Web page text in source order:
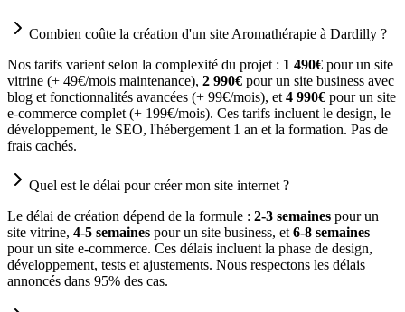
Combien coûte la création d'un site Aromathérapie à Dardilly ?
Nos tarifs varient selon la complexité du projet : 1 490€ pour un site
vitrine (+ 49€/mois maintenance), 2 990€ pour un site business avec
blog et fonctionnalités avancées (+ 99€/mois), et 4 990€ pour un site
e-commerce complet (+ 199€/mois). Ces tarifs incluent le design, le
développement, le SEO, l'hébergement 1 an et la formation. Pas de
frais cachés.
Quel est le délai pour créer mon site internet ?
Le délai de création dépend de la formule : 2-3 semaines pour un
site vitrine, 4-5 semaines pour un site business, et 6-8 semaines
pour un site e-commerce. Ces délais incluent la phase de design,
développement, tests et ajustements. Nous respectons les délais
annoncés dans 95% des cas.